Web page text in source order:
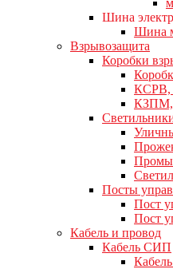
Шина
Шина
Взрывозащита
Коробки
КСРВ,
Посты
Пост
Пост
Кабель и провод
Кабель СИП